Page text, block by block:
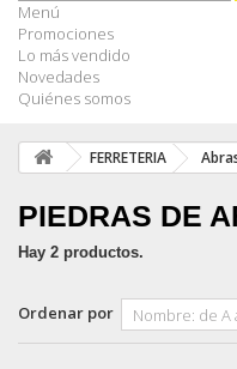
Menú
Promociones
Lo más vendido
Novedades
Quiénes somos
FERRETERIA
PIEDRAS DE
Hay 2 productos.
Ordenar por